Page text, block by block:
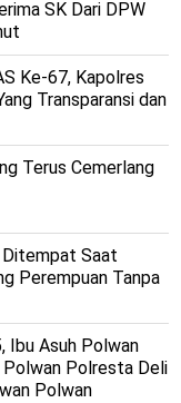
SK Dari DPW
Ke-67, Kapolres
Transparansi dan
Terus Cemerlang
Saat
Perempuan Tanpa
Ibu Asuh Polwan
Polwan Polresta Deli
Polwan